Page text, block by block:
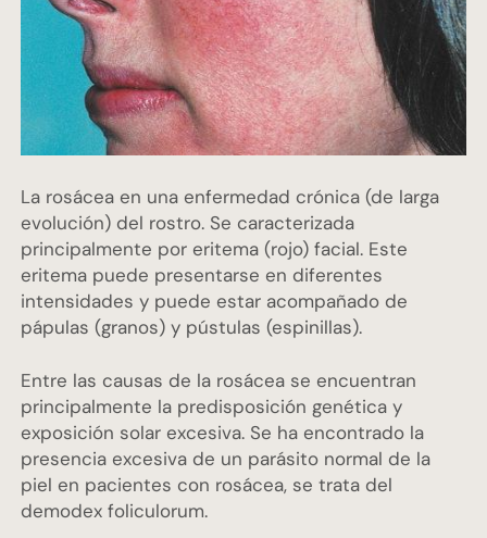
CV
CONTACTO
La rosácea en una enfermedad crónica (de larga
evolución) del rostro. Se caracterizada
principalmente por eritema (rojo) facial. Este
eritema puede presentarse en diferentes
intensidades y puede estar acompañado de
pápulas (granos) y pústulas (espinillas).
Entre las causas de la rosácea se encuentran
principalmente la predisposición genética y
exposición solar excesiva. Se ha encontrado la
presencia excesiva de un parásito normal de la
piel en pacientes con rosácea, se trata del
demodex foliculorum.